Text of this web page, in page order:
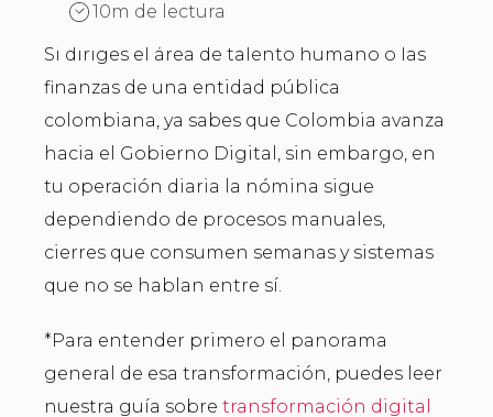
10m de lectura
Si diriges el área de talento humano o las
finanzas de una entidad pública
colombiana, ya sabes que Colombia avanza
hacia el Gobierno Digital, sin embargo, en
tu operación diaria la nómina sigue
dependiendo de procesos manuales,
cierres que consumen semanas y sistemas
que no se hablan entre sí.
*Para entender primero el panorama
general de esa transformación, puedes leer
nuestra guía sobre transformación digital